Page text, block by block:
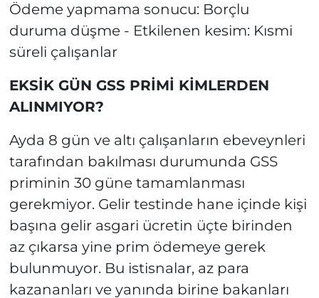
Ödeme yapmama sonucu: Borçlu
duruma düşme - Etkilenen kesim: Kısmi
süreli çalışanlar
EKSİK GÜN GSS PRİMİ KİMLERDEN
ALINMIYOR?
Ayda 8 gün ve altı çalışanların ebeveynleri
tarafından bakılması durumunda GSS
priminin 30 güne tamamlanması
gerekmiyor. Gelir testinde hane içinde kişi
başına gelir asgari ücretin üçte birinden
az çıkarsa yine prim ödemeye gerek
bulunmuyor. Bu istisnalar, az para
kazananları ve yanında birine bakanları